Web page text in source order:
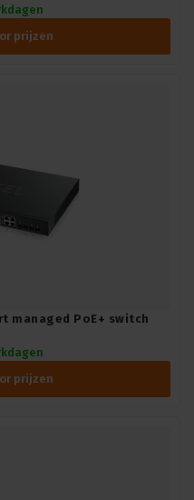
prijzen
managed PoE+ switch
prijzen